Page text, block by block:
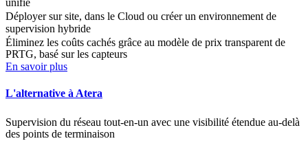
unifié
Déployer sur site, dans le Cloud ou créer un environnement de
supervision hybride
Éliminez les coûts cachés grâce au modèle de prix transparent de
PRTG, basé sur les capteurs
En savoir plus
L'alternative à Atera
Supervision du réseau tout-en-un avec une visibilité étendue au-delà
des points de terminaison